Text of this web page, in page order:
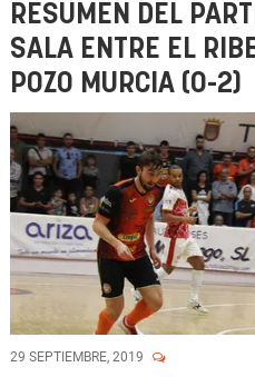
RESUMEN DEL
SALA ENTRE EL
POZO MURCIA (0-2)
29 SEPTIEMBRE, 2019